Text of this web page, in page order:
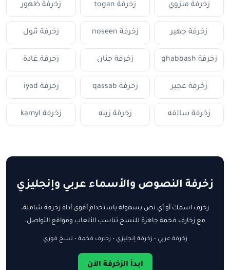
زخرفة منزوي زخرفة togan زخرفة ظهور
زخرفة جهير زخرفة noseen زخرفة تنول
زخرفة ghabbash زخرفة جنان زخرفة غادة
زخرفة عجير زخرفة qassab زخرفة iyad
زخرفة سالفه زخرفة زينه زخرفة kamyl
زخرفة النصوص والأسماء عربي وإنجليزي
زخرف اسمك أو أي نص بسهولة باستخدام أقوى أداة زخرفة شاملة،
مع زخارف فخمة جاهزة للنسخ تناسب الألعاب ومواقع التواصل.
زخرفة عربي • زخرفة إنجليزي • زخارف فخمة • نسخ فوري
ابدأ الزخرفة الآن